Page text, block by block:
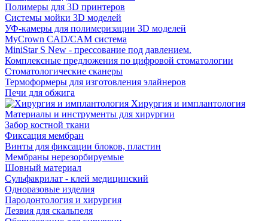
Полимеры для 3D принтеров
Системы мойки 3D моделей
УФ-камеры для полимеризации 3D моделей
MyCrown CAD/CAM система
MiniStar S New - прессование под давлением.
Комплексные предложения по цифровой стоматологии
Стоматологические сканеры
Термоформеры для изготовления элайнеров
Печи для обжига
Хирургия и имплантология
Материалы и инструменты для хирургии
Забор костной ткани
Фиксация мембран
Винты для фиксации блоков, пластин
Мембраны нерезорбируемые
Шовный материал
Сульфакрилат - клей медицинский
Одноразовые изделия
Пародонтология и хирургия
Лезвия для скальпеля